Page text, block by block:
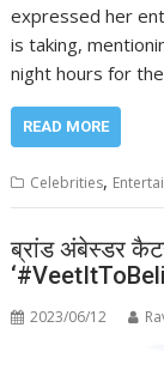
expressed her
is taking,
night hours for
READ MORE
Celebrities,
ब्रांड अंबेस्‍डर
2023/06/12